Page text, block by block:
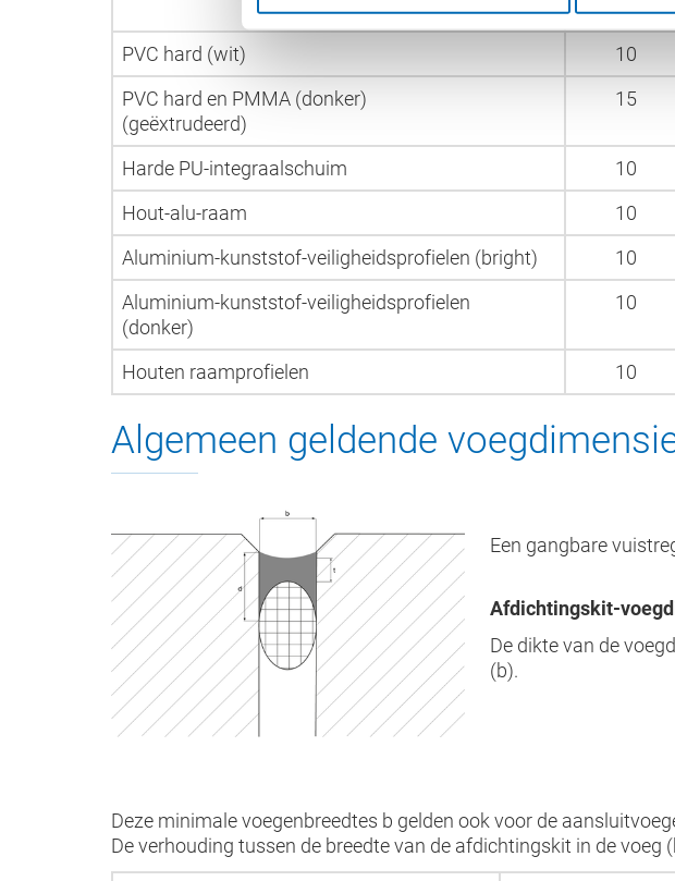
PVC hard (wit) 10
PVC hard en PMMA (donker)
(geëxtrudeerd)
15
Harde PU-integraalschuim 10
Hout-alu-raam
10
Aluminium-kunststof-veiligheidsprofielen (bright)
10
Aluminium-kunststof-veiligheidsprofielen
(donker)
10
Houten raamprofielen 10
Algemeen geldende
Een gangbare
Afdichtingskit-
De dikte van de
(b).
Deze minimale voegenbreedtes b gelden ook voor de
De verhouding tussen de breedte van de afdichtingskit in de